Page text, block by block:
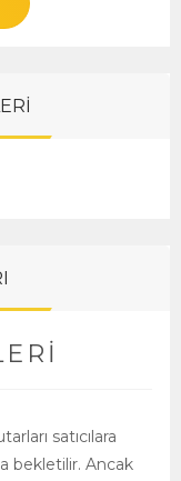
satıcılara
bekletilir. Ancak